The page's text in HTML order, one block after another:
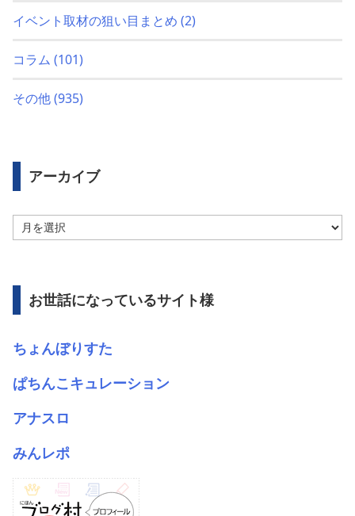
イベント取材の狙い目まとめ (2)
コラム (101)
その他(935)
アーカイブ
ー
ブ
お世話になっているサイト様
ちょんぼりすた
ぱちんこキュレーション
アナスロ
みんレポ